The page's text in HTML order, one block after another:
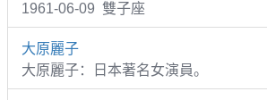
1961-06-09 雙子座
大原麗子
大原麗子：日本著名女演員。